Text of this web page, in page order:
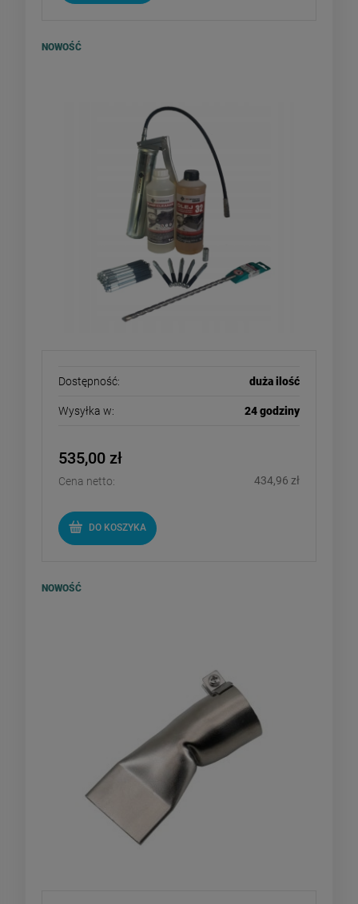
Dostępność: duża ilość
Wysyłka w: 24 godziny
535,00 zł
Cena netto: 434,96 zł
DO KOSZYKA
NOWOŚĆ
NOWOŚĆ